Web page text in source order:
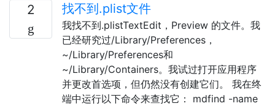
2 找不到.plist文件
我找不到.plistTextEdit，Preview 的文件。我
已经研究过/Library/Preferences，
~/Library/Preferences和
~/Library/Containers。我试过打开应用程序
并更改首选项，但仍然没有创建它们。 我在终
端中运行以下命令来查找它： mdfind -name